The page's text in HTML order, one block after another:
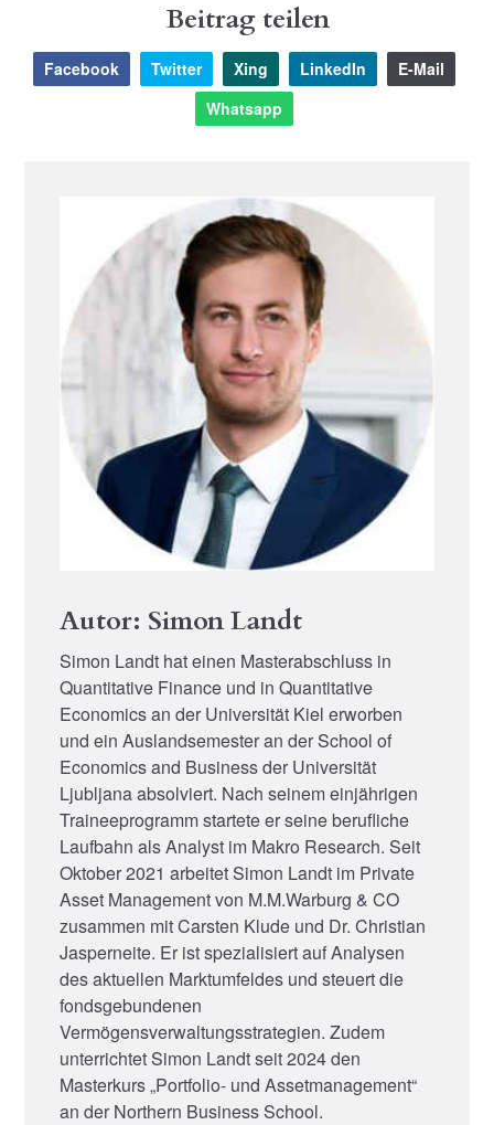
Beitrag teilen
Facebook Twitter Xing LinkedIn
E-Mail
Whatsapp
Autor: Simon Landt
Simon Landt hat einen Masterabschluss in
Quantitative Finance und in Quantitative
Economics an der Universität Kiel erworben
und ein Auslandsemester an der School of
Economics and Business der Universität
Ljubljana absolviert. Nach seinem einjährigen
Traineeprogramm startete er seine berufliche
Laufbahn als Analyst im Makro Research. Seit
Oktober 2021 arbeitet Simon Landt im Private
Asset Management von M.M.Warburg & CO
zusammen mit Carsten Klude und Dr. Christian
Jasperneite. Er ist spezialisiert auf Analysen
des aktuellen Marktumfeldes und steuert die
fondsgebundenen
Vermögensverwaltungsstrategien. Zudem
unterrichtet Simon Landt seit 2024 den
Masterkurs „Portfolio- und Assetmanagement“
an der Northern Business School.